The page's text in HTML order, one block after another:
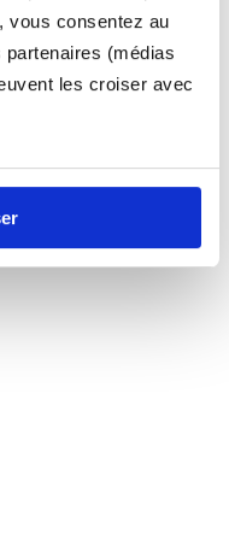
vous consentez au
(médias
les croiser avec